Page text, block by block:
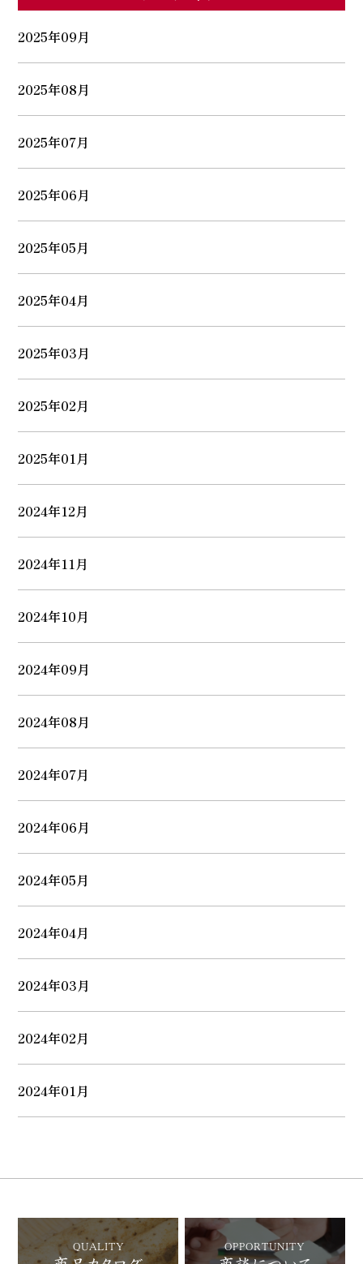
2025年09月
2025年08月
2025年07月
2025年06月
2025年05月
2025年04月
2025年03月
2025年02月
2025年01月
2024年12月
2024年11月
2024年10月
2024年09月
2024年08月
2024年07月
2024年06月
2024年05月
2024年04月
2024年03月
2024年02月
2024年01月
QUALITY OPPORTUNITY